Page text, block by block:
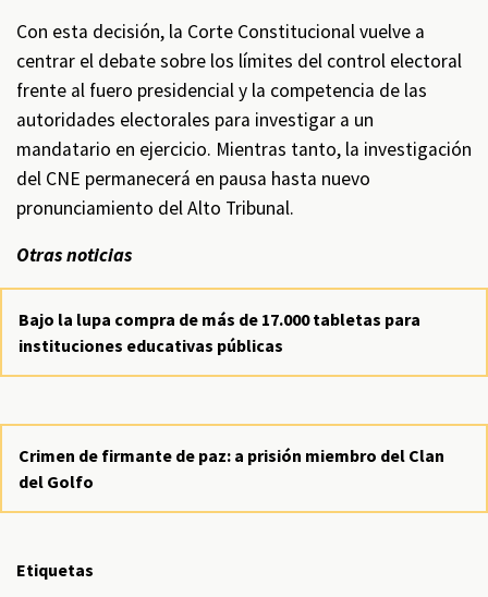
Con esta decisión, la Corte Constitucional vuelve a
centrar el debate sobre los límites del control electoral
frente al fuero presidencial y la competencia de las
autoridades electorales para investigar a un
mandatario en ejercicio. Mientras tanto, la investigación
del CNE permanecerá en pausa hasta nuevo
pronunciamiento del Alto Tribunal.
Otras noticias
Bajo la lupa compra de más de 17.000 tabletas para
instituciones educativas públicas
Crimen de firmante de paz: a prisión miembro del Clan
del Golfo
Etiquetas